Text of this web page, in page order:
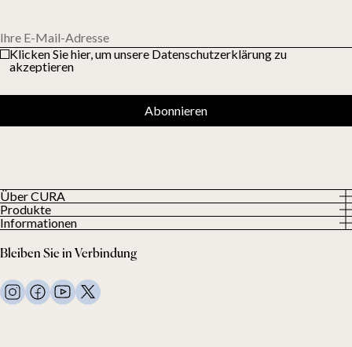
Über CURA
Über uns
Unsere Kunden
Produkte
Alle Produkte
Gewichtsdecken
Bettwäsche
Kissen und mehr
Informationen
Allgemeine Geschäftsbedingungen
FAQ
Kontaktiere uns
Bleiben Sie in Verbindung
Ihre E-Mail-Adresse
Klicken Sie hier, um unsere Datenschutzerklärung zu
akzeptieren
Abonnieren